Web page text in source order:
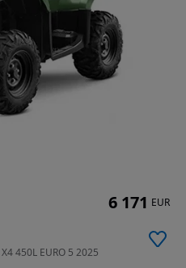
450L EURO 5 2025
6 171 EUR